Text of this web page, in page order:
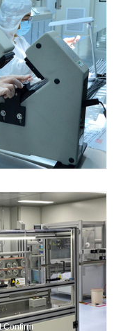
Confirm